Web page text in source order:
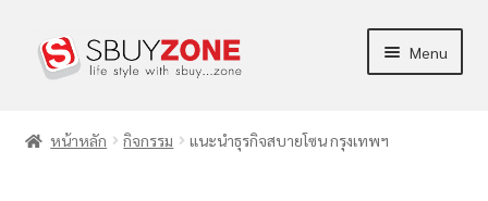
Menu
หน้าหลัก กิจกรรม แนะนำธุรกิจสบายโซน กรุงเทพฯ